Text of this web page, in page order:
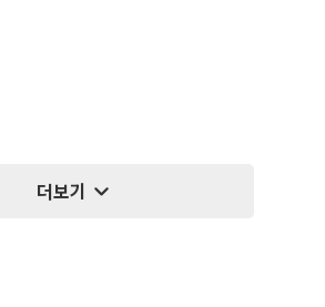
더보기 expand_more